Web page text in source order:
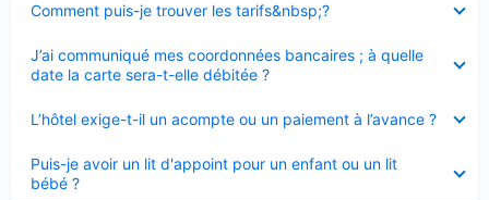
Comment puis-je trouver les tarifs&nbsp;?
fermé
J’ai communiqué mes coordonnées bancaires ; à quelle
date la carte sera-t-elle débitée ?
fermé
L’hôtel exige-t-il un acompte ou un paiement à l’avance ?
fermé
Puis-je avoir un lit d'appoint pour un enfant ou un lit
bébé ?
fermé